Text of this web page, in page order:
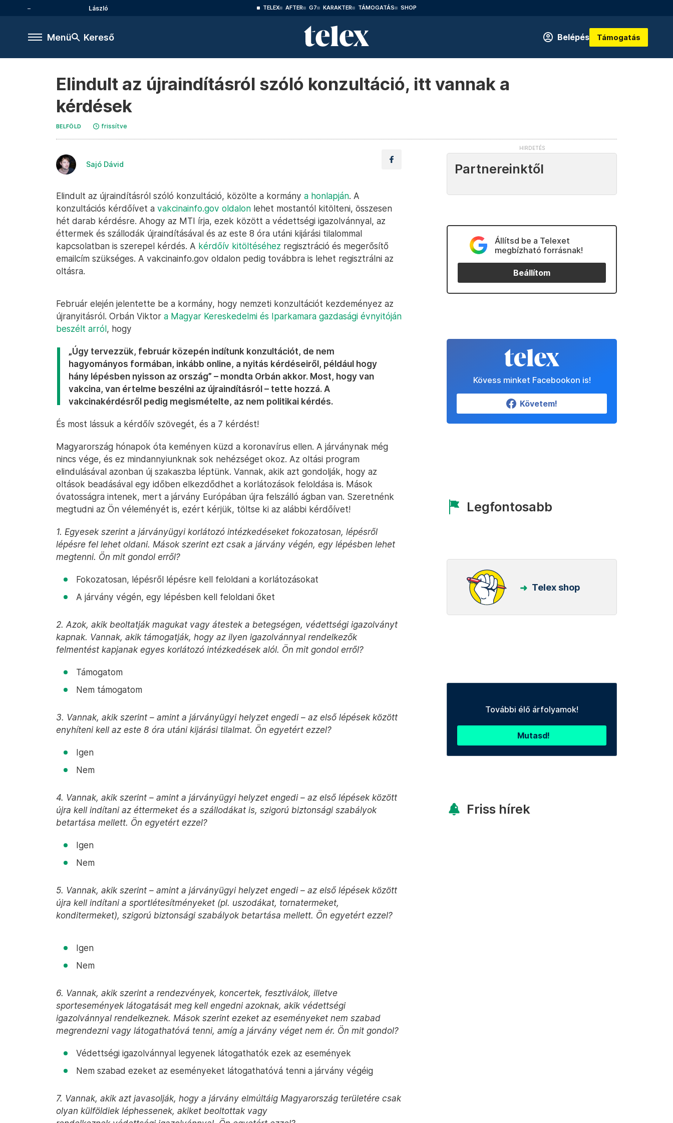
László TELEX AFTER G7 KARAKTER TÁMOGATÁS SHOP
Menü Kereső Belépés Támogatás
Elindult az újraindításról szóló konzultáció, itt vannak a
kérdések
BELFÖLD frissítve
Sajó Dávid
Elindult az újraindításról szóló konzultáció, közölte a kormány a honlapján. A
konzultációs kérdőívet a vakcinainfo.gov oldalon lehet mostantól kitölteni, összesen
hét darab kérdésre. Ahogy az MTI írja, ezek között a védettségi igazolvánnyal, az
éttermek és szállodák újraindításával és az este 8 óra utáni kijárási tilalommal
kapcsolatban is szerepel kérdés. A kérdőív kitöltéséhez regisztráció és megerősítő
emailcím szükséges. A vakcinainfo.gov oldalon pedig továbbra is lehet regisztrálni az
oltásra.
Február elején jelentette be a kormány, hogy nemzeti konzultációt kezdeményez az
újranyitásról. Orbán Viktor a Magyar Kereskedelmi és Iparkamara gazdasági évnyitóján
beszélt arról, hogy
„Úgy tervezzük, február közepén indítunk konzultációt, de nem
hagyományos formában, inkább online, a nyitás kérdéseiről, például hogy
hány lépésben nyisson az ország” – mondta Orbán akkor. Most, hogy van
vakcina, van értelme beszélni az újraindításról – tette hozzá. A
vakcinakérdésről pedig megismételte, az nem politikai kérdés.
És most lássuk a kérdőív szövegét, és a 7 kérdést!
Magyarország hónapok óta keményen küzd a koronavírus ellen. A járványnak még
nincs vége, és ez mindannyiunknak sok nehézséget okoz. Az oltási program
elindulásával azonban új szakaszba léptünk. Vannak, akik azt gondolják, hogy az
oltások beadásával egy időben elkezdődhet a korlátozások feloldása is. Mások
óvatosságra intenek, mert a járvány Európában újra felszálló ágban van. Szeretnénk
megtudni az Ön véleményét is, ezért kérjük, töltse ki az alábbi kérdőívet!
1. Egyesek szerint a járványügyi korlátozó intézkedéseket fokozatosan, lépésről
lépésre fel lehet oldani. Mások szerint ezt csak a járvány végén, egy lépésben lehet
megtenni. Ön mit gondol erről?
Fokozatosan, lépésről lépésre kell feloldani a korlátozásokat
A járvány végén, egy lépésben kell feloldani őket
2. Azok, akik beoltatják magukat vagy átestek a betegségen, védettségi igazolványt
kapnak. Vannak, akik támogatják, hogy az ilyen igazolvánnyal rendelkezők
felmentést kapjanak egyes korlátozó intézkedések alól. Ön mit gondol erről?
Támogatom
Nem támogatom
3. Vannak, akik szerint – amint a járványügyi helyzet engedi – az első lépések között
enyhíteni kell az este 8 óra utáni kijárási tilalmat. Ön egyetért ezzel?
Igen
Nem
4. Vannak, akik szerint – amint a járványügyi helyzet engedi – az első lépések között
újra kell indítani az éttermeket és a szállodákat is, szigorú biztonsági szabályok
betartása mellett. Ön egyetért ezzel?
Igen
Nem
5. Vannak, akik szerint – amint a járványügyi helyzet engedi – az első lépések között
újra kell indítani a sportlétesítményeket (pl. uszodákat, tornatermeket,
konditermeket), szigorú biztonsági szabályok betartása mellett. Ön egyetért ezzel?
Igen
Nem
6. Vannak, akik szerint a rendezvények, koncertek, fesztiválok, illetve
sportesemények látogatását meg kell engedni azoknak, akik védettségi
igazolvánnyal rendelkeznek. Mások szerint ezeket az eseményeket nem szabad
megrendezni vagy látogathatóvá tenni, amíg a járvány véget nem ér. Ön mit gondol?
Védettségi igazolvánnyal legyenek látogathatók ezek az események
Nem szabad ezeket az eseményeket látogathatóvá tenni a járvány végéig
7. Vannak, akik azt javasolják, hogy a járvány elmúltáig Magyarország területére csak
olyan külföldiek léphessenek, akiket beoltottak vagy
Partnereinktől
Állítsd be a Telexet
megbízható forrásnak!
Beállítom
Kövess minket Facebookon is!
Követem!
Legfontosabb
Telex shop
További élő árfolyamok!
Mutasd!
Friss hírek